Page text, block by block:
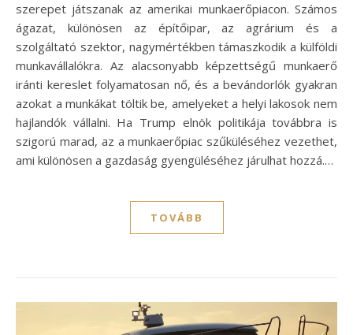
szerepet játszanak az amerikai munkaerőpiacon. Számos
ágazat, különösen az építőipar, az agrárium és a
szolgáltató szektor, nagymértékben támaszkodik a külföldi
munkavállalókra. Az alacsonyabb képzettségű munkaerő
iránti kereslet folyamatosan nő, és a bevándorlók gyakran
azokat a munkákat töltik be, amelyeket a helyi lakosok nem
hajlandók vállalni. Ha Trump elnök politikája továbbra is
szigorú marad, az a munkaerőpiac szűküléséhez vezethet,
ami különösen a gazdaság gyengüléséhez járulhat hozzá.…
TOVÁBB